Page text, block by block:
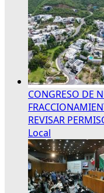
CONGRESO DE
REVISAR
Local